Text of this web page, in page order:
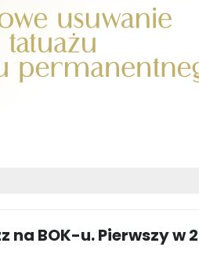
na BOK-u. Pierwszy w